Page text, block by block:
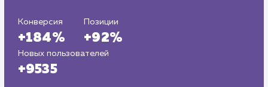
Количество запросов: 300 в день
Средняя позиция по запросам
Текст: Оптимизация текста